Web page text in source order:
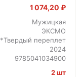
1 074,20 ₽
Мужицкая
ЭКСМО
*Твердый переплет
2024
9785041034900
2 шт